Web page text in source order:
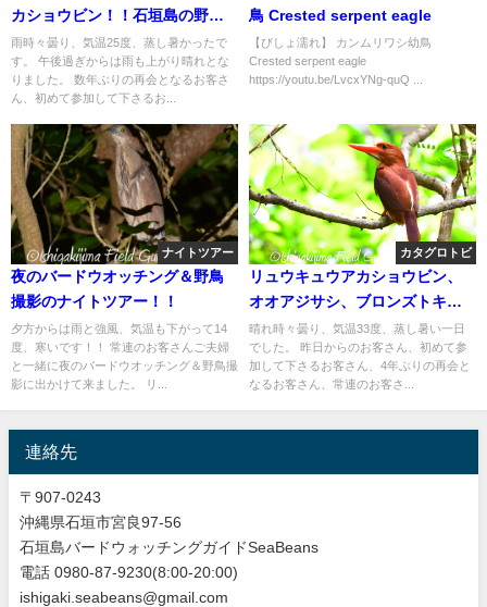
カショウビン！！石垣島の野鳥
を求めてのバードウオッチング
＆野鳥撮影ガイド。
雨時々曇り、気温25度、蒸し暑かったで
す。 午後過ぎからは雨も上がり晴れとな
りました。 数年ぶりの再会となるお客さ
ん、初めて参加して下さるお...
鳥 Crested serpent eagle
【びしょ濡れ】 カンムリワシ幼鳥
Crested serpent eagle
https://youtu.be/LvcxYNg-quQ ...
ナイトツアー
夜のバードウオッチング＆野鳥
撮影のナイトツアー！！
夕方からは雨と強風、気温も下がって14
度、寒いです！！ 常連のお客さんご夫婦
と一緒に夜のバードウオッチング＆野鳥撮
影に出かけて来ました。 リ...
カタグロトビ
リュウキュウアカショウビン、
オオアジサシ、ブロンズトキ、
シロハラクイナ親子等々！！バ
ードウオッチング＆野鳥撮影ガ
イド!!
晴れ時々曇り、気温33度、蒸し暑い一日
でした。 昨日からのお客さん、初めて参
加して下さるお客さん、4年ぶりの再会と
なるお客さん、常連のお客さ...
連絡先
〒907-0243
沖縄県石垣市宮良97-56
石垣島バードウォッチングガイドSeaBeans
電話 0980-87-9230(8:00-20:00)
ishigaki.seabeans@gmail.com